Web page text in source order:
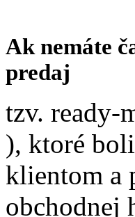
Ak nemáte
predaj
tzv. ready-
), ktoré
klientom a
obchodnej